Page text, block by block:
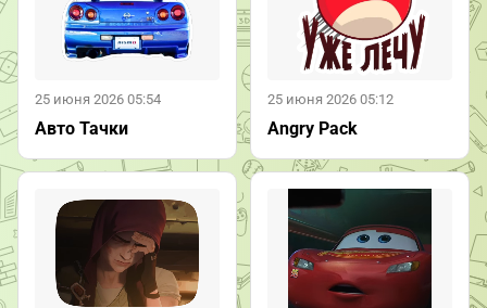
25 июня 2026 05:54
Авто Тачки
25 июня 2026 05:12
Angry Pack